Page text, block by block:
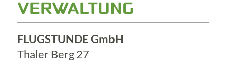
VERWALTUNG
FLUGSTUNDE GmbH
Thaler Berg 27